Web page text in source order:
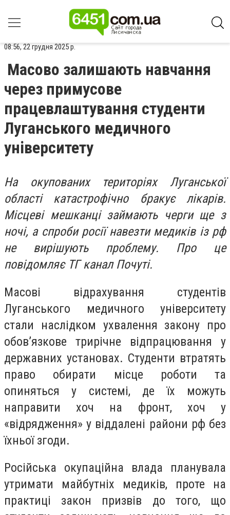
08:56, 22 грудня 2025 р.
Масово залишають навчання
через примусове
працевлаштування студенти
Луганського медичного
університету
На окупованих територіях Луганської
області катастрофічно бракує лікарів.
Місцеві мешканці займають черги ще з
ночі, а спроби росії навезти медиків із рф
не вирішують проблему. Про це
повідомляє ТГ канал Почуті.
Масові відрахування студентів
Луганського медичного університету
стали наслідком ухвалення закону про
обов’язкове трирічне відпрацювання у
державних установах. Студенти втратять
право обирати місце роботи та
опиняться у системі, де їх можуть
направити хоч на фронт, хоч у
«відрядження» у віддалені райони рф без
їхньої згоди.
Російська окупаційна влада планувала
утримати майбутніх медиків, проте на
практиці закон призвів до того, що